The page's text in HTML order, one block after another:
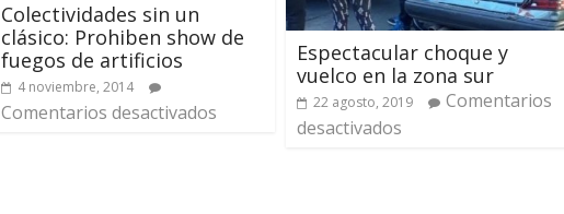
Colectividades sin un
clásico: Prohiben show de
fuegos de artificios
4 noviembre, 2014
Comentarios desactivados
Espectacular choque y
vuelco en la zona sur
22 agosto, 2019
Comentarios
desactivados